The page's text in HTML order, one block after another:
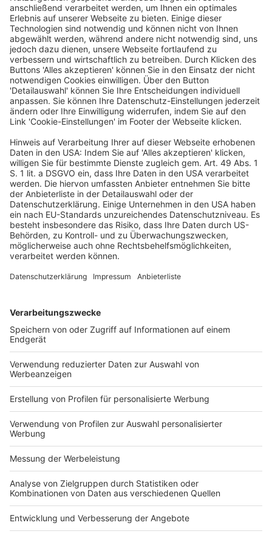
Ziel sei es, Unternehmen und Beratern Leitlinien für die
Einhaltung gesetzlicher Ordnungsmäßigkeits- und
Sicherheitsanforderungen, die notwendige Anpassung
des Internen Kontrollsystems (IKS) sowie die
erforderliche Dokumentation zu bieten. “Mit dem ersten
Advisory Hinweis leistet das IDW einen
praxisorientierten Beitrag zur Unterstützung von
Unternehmen und Beratern bei der digitalen
Transformation. Die Hinweise richten sich an den
Berufsstand bzw. Mitarbeitende im Advisory-Bereich
Unternehmen bei der komplexen Migration
unterstützen. Wir haben bereits Ende 2022 den
Fachausschuss Digital Advisory (FADA) gegründet und
ich freue mich, dass nun der erste Advisory Hinweis
verabschiedet wurde”, sageMelanie Sack, IDW-
Vorstandssprecherin. Die bisherigen Verlautbarungen
des IDW beträfen die Bereiche Prüfung,
Rechnungslegung, Unternehmensbewertung und
Sanierung/Insolvenz mit Standards, Prüfungs- oder
Praxishinweisen sowie F&A-Papieren. Fortan werde es
wichtigen Beratungsthemen aus dem Bereich
Relevanz, da SAP die Wartung der Vorgänger-ERP-
Software demnächst einstellt und aufgrund der weiten
Verbreitung von SAP ERP-Software viele
mittelständische und große Unternehmen hiervon
betroffen sind. Der FADA erarbeite aktuell weitere IDW
Advisory Hinweise, u. a. zur technologiebasierten
Umsetzung der Corporate Sustainability Reporting
Directive (CSRD) und zur Beratung zum Einsatz
generativer KI in Unternehmen.
Gabriele Bourgon
BB 2024, 2984
Artikel/BB/BB - Betriebswirtschaft/BB -